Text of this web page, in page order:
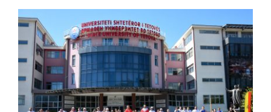
View
Larger
Image